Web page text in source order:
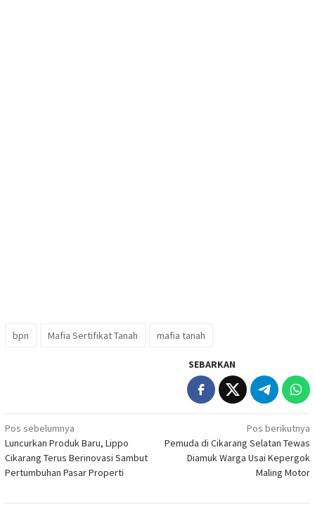
bpn Mafia Sertifikat Tanah mafia tanah
SEBARKAN
Navigasi
pos
Pos sebelumnya
Luncurkan Produk Baru, Lippo
Cikarang Terus Berinovasi Sambut
Pertumbuhan Pasar Properti
Pos berikutnya
Pemuda di Cikarang Selatan Tewas
Diamuk Warga Usai Kepergok
Maling Motor